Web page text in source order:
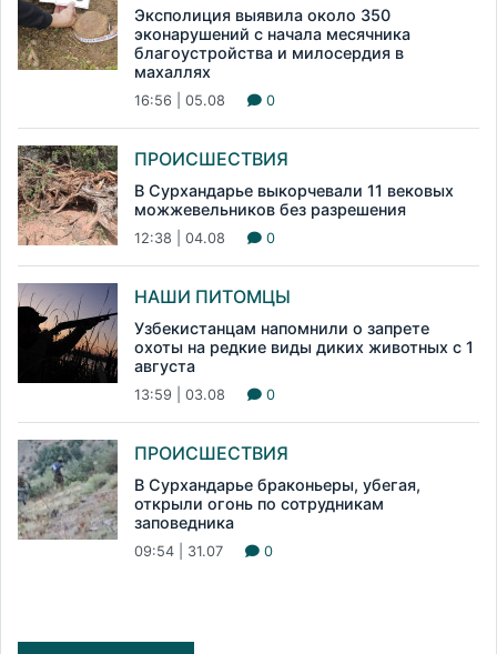
Эксполиция выявила около 350
эконарушений с начала месячника
благоустройства и милосердия в
махаллях
16:56 | 05.08 0
ПРОИСШЕСТВИЯ
В Сурхандарье выкорчевали 11 вековых
можжевельников без разрешения
12:38 | 04.08 0
НАШИ ПИТОМЦЫ
Узбекистанцам напомнили о запрете
охоты на редкие виды диких животных с 1
августа
13:59 | 03.08 0
ПРОИСШЕСТВИЯ
В Сурхандарье браконьеры, убегая,
открыли огонь по сотрудникам
заповедника
09:54 | 31.07 0